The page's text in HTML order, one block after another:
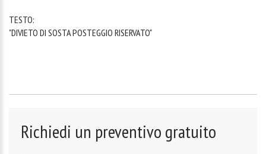
TESTO:
"DIVIETO DI SOSTA POSTEGGIO RISERVATO"
Richiedi un preventivo gratuito